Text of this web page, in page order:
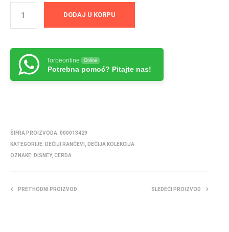
DODAJ U KORPU
Torbeonline Online
Potrebna pomoć? Pitajte nas!
ŠIFRA PROIZVODA: 000013429
KATEGORIJE: DEČIJI RANČEVI
DEČIJA KOLEKCIJA
OZNAKE: DISNEY, CERDA
PRETHODNI PROIZVOD SLEDEĆI PROIZVOD